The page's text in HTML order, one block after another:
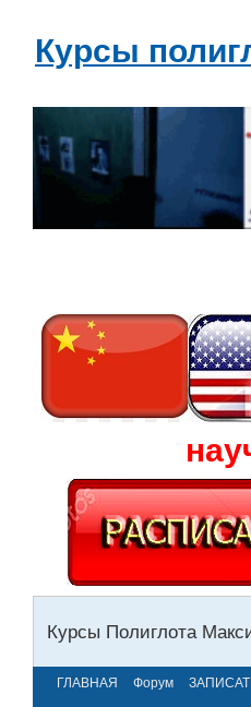
Курсы
Курсы Полиглота
ГЛАВНАЯ Форум